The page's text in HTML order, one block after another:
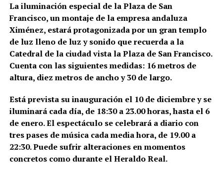
La iluminación especial de la Plaza de San
Francisco, un montaje de la empresa andaluza
Ximénez, estará protagonizada por un gran templo
de luz lleno de luz y sonido que recuerda a la
Catedral de la ciudad vista la Plaza de San Francisco.
Cuenta con las siguientes medidas: 16 metros de
altura, diez metros de ancho y 30 de largo.
Está prevista su inauguración el 10 de diciembre y se
iluminará cada día, de 18:30 a 23.00 horas, hasta el 6
de enero. El espectáculo se celebrará a diario con
tres pases de música cada media hora, de 19.00 a
22:30. Puede sufrir alteraciones en momentos
concretos como durante el Heraldo Real.